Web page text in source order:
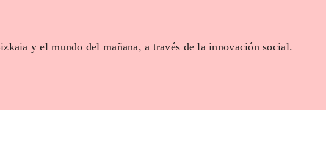
y el mundo del mañana, a través de la innovación social.